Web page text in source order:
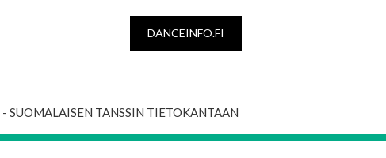
DANCEINFO.FI
- SUOMALAISEN TANSSIN TIETOKANTAAN